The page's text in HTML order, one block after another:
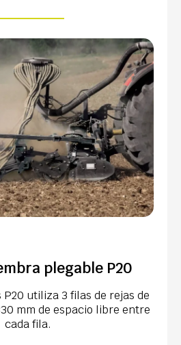
plegable P20
P20 utiliza 3 filas de rejas de
mm de espacio libre entre
cada fila.